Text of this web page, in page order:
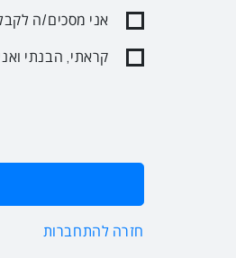
אני מסכים/ה
קראתי, הבנתי
חזרה להתחברות